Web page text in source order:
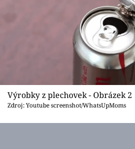
Výrobky z plechovek - Obrázek 2
Zdroj: Youtube screenshot/WhatsUpMoms